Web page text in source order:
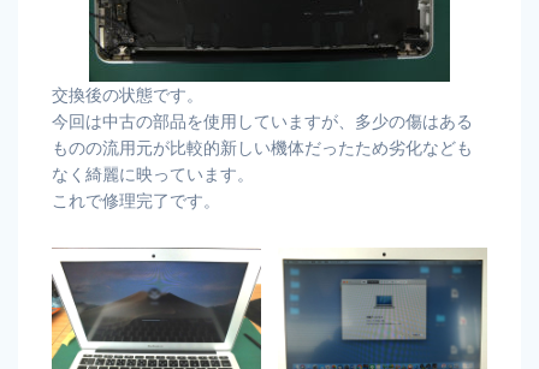
交換後の状態です。
今回は中古の部品を使用していますが、多少の傷はある
ものの流用元が比較的新しい機体だったため劣化なども
なく綺麗に映っています。
これで修理完了です。